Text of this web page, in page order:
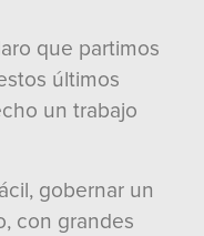
que partimos
últimos
un trabajo
gobernar un
con grandes